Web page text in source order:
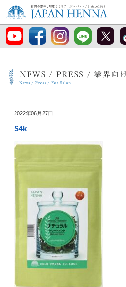
2022年06月27日
S4k